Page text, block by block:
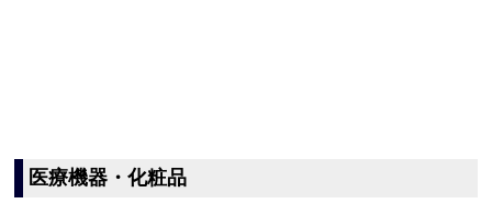
医療機器・化粧品